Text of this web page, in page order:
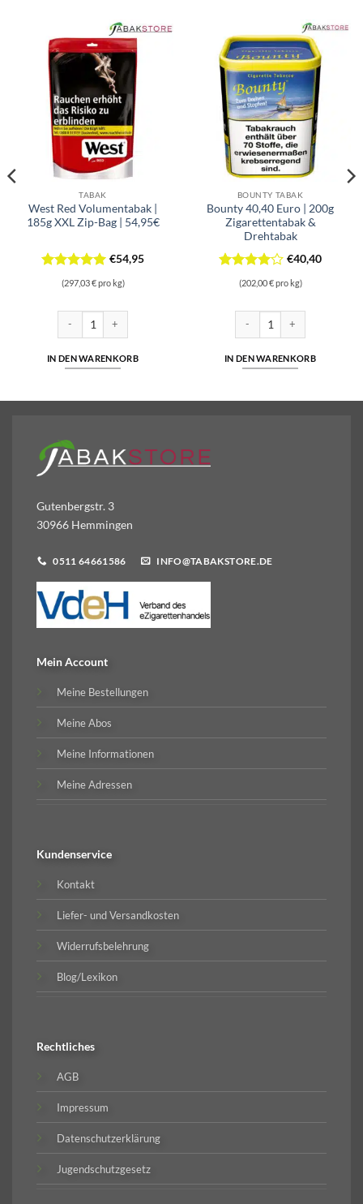
TABAK
West Red Volumentabak |
185g XXL Zip-Bag | 54,95€
Bewertet
mit
von
€54,95
(297,03 € pro kg)
IN DEN WARENKORB
BOUNTY TABAK
Bounty 40,40 Euro | 200g
Zigarettentabak &
Drehtabak
Bewertet
mit
€40,40
(202,00 € pro kg)
IN DEN WARENKORB
Gutenbergstr. 3
30966 Hemmingen
0511 64661586 INFO@TABAKSTORE.DE
Mein Account
Meine Bestellungen
Meine Abos
Meine Informationen
Meine Adressen
Kundenservice
Kontakt
Liefer- und Versandkosten
Widerrufsbelehrung
Blog/Lexikon
Rechtliches
AGB
Impressum
Datenschutzerklärung
Jugendschutzgesetz